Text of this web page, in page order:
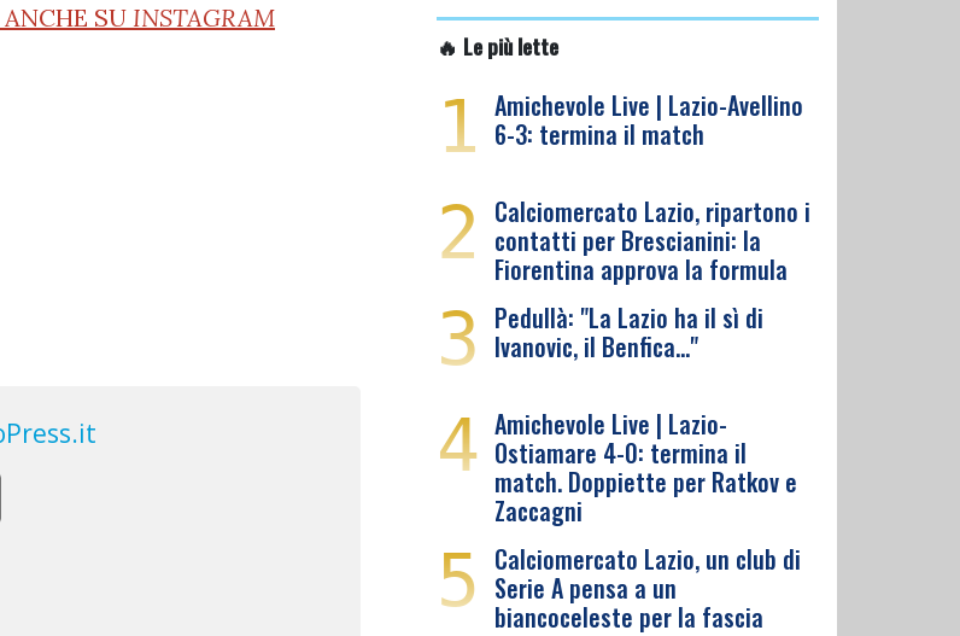
ANCHE SU INSTAGRAM
🔥 Le più lette
1 Amichevole Live | Lazio-Avellino
6-3: termina il match
2 Calciomercato Lazio, ripartono i
contatti per Brescianini: la
Fiorentina approva la formula
3 Pedullà: "La Lazio ha il sì di
Ivanovic, il Benfica…"
4 Amichevole Live | Lazio-
Ostiamare 4-0: termina il
match. Doppiette per Ratkov e
Zaccagni
5 Calciomercato Lazio, un club di
Serie A pensa a un
biancoceleste per la fascia